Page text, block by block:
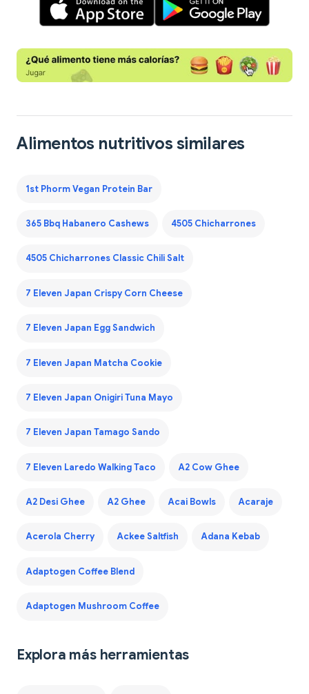
Alimentos nutritivos similares
1st Phorm Vegan Protein Bar
365 Bbq Habanero Cashews 4505 Chicharrones
4505 Chicharrones Classic Chili Salt
7 Eleven Japan Crispy Corn Cheese
7 Eleven Japan Egg Sandwich
7 Eleven Japan Matcha Cookie
7 Eleven Japan Onigiri Tuna Mayo
7 Eleven Japan Tamago Sando
7 Eleven Laredo Walking Taco A2 Cow Ghee
A2 Desi Ghee A2 Ghee Acai Bowls Acaraje
Acerola Cherry Ackee Saltfish Adana Kebab
Adaptogen Coffee Blend
Adaptogen Mushroom Coffee
Explora más herramientas